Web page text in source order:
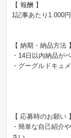
【 報酬 】
1記事あたり1.000円
【 納期・納品方法 】
・14日以内納品が
・グーグルドキュメ
【 応募時のお願い 】
・簡単な自己紹介